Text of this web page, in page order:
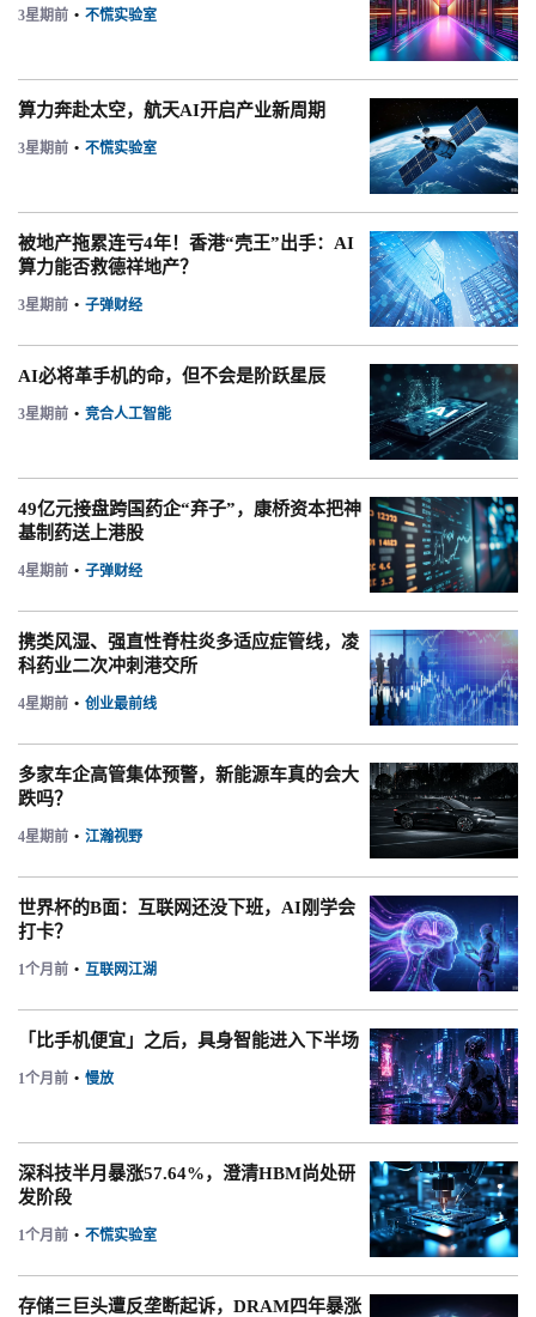
3星期前 • 不慌实验室
算力奔赴太空，航天AI开启产业新周期
3星期前 • 不慌实验室
被地产拖累连亏4年！香港“壳王”出手：AI
算力能否救德祥地产？
3星期前 • 子弹财经
AI必将革手机的命，但不会是阶跃星辰
3星期前 • 竞合人工智能
49亿元接盘跨国药企“弃子”，康桥资本把神
基制药送上港股
4星期前 • 子弹财经
携类风湿、强直性脊柱炎多适应症管线，凌
科药业二次冲刺港交所
4星期前 • 创业最前线
多家车企高管集体预警，新能源车真的会大
跌吗？
4星期前 • 江瀚视野
世界杯的B面：互联网还没下班，AI刚学会
打卡？
1个月前 • 互联网江湖
「比手机便宜」之后，具身智能进入下半场
1个月前 • 慢放
深科技半月暴涨57.64%，澄清HBM尚处研
发阶段
1个月前 • 不慌实验室
存储三巨头遭反垄断起诉，DRAM四年暴涨